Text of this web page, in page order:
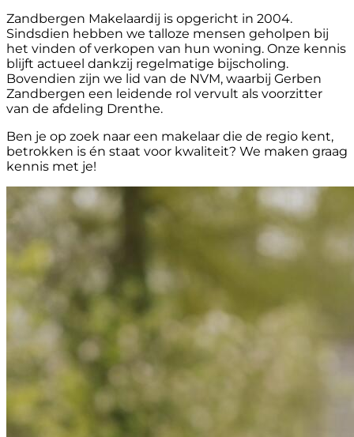
Zandbergen Makelaardij is opgericht in 2004.
Sindsdien hebben we talloze mensen geholpen bij
het vinden of verkopen van hun woning. Onze kennis
blijft actueel dankzij regelmatige bijscholing.
Bovendien zijn we lid van de NVM, waarbij Gerben
Zandbergen een leidende rol vervult als voorzitter
van de afdeling Drenthe.
Ben je op zoek naar een makelaar die de regio kent,
betrokken is én staat voor kwaliteit? We maken graag
kennis met je!